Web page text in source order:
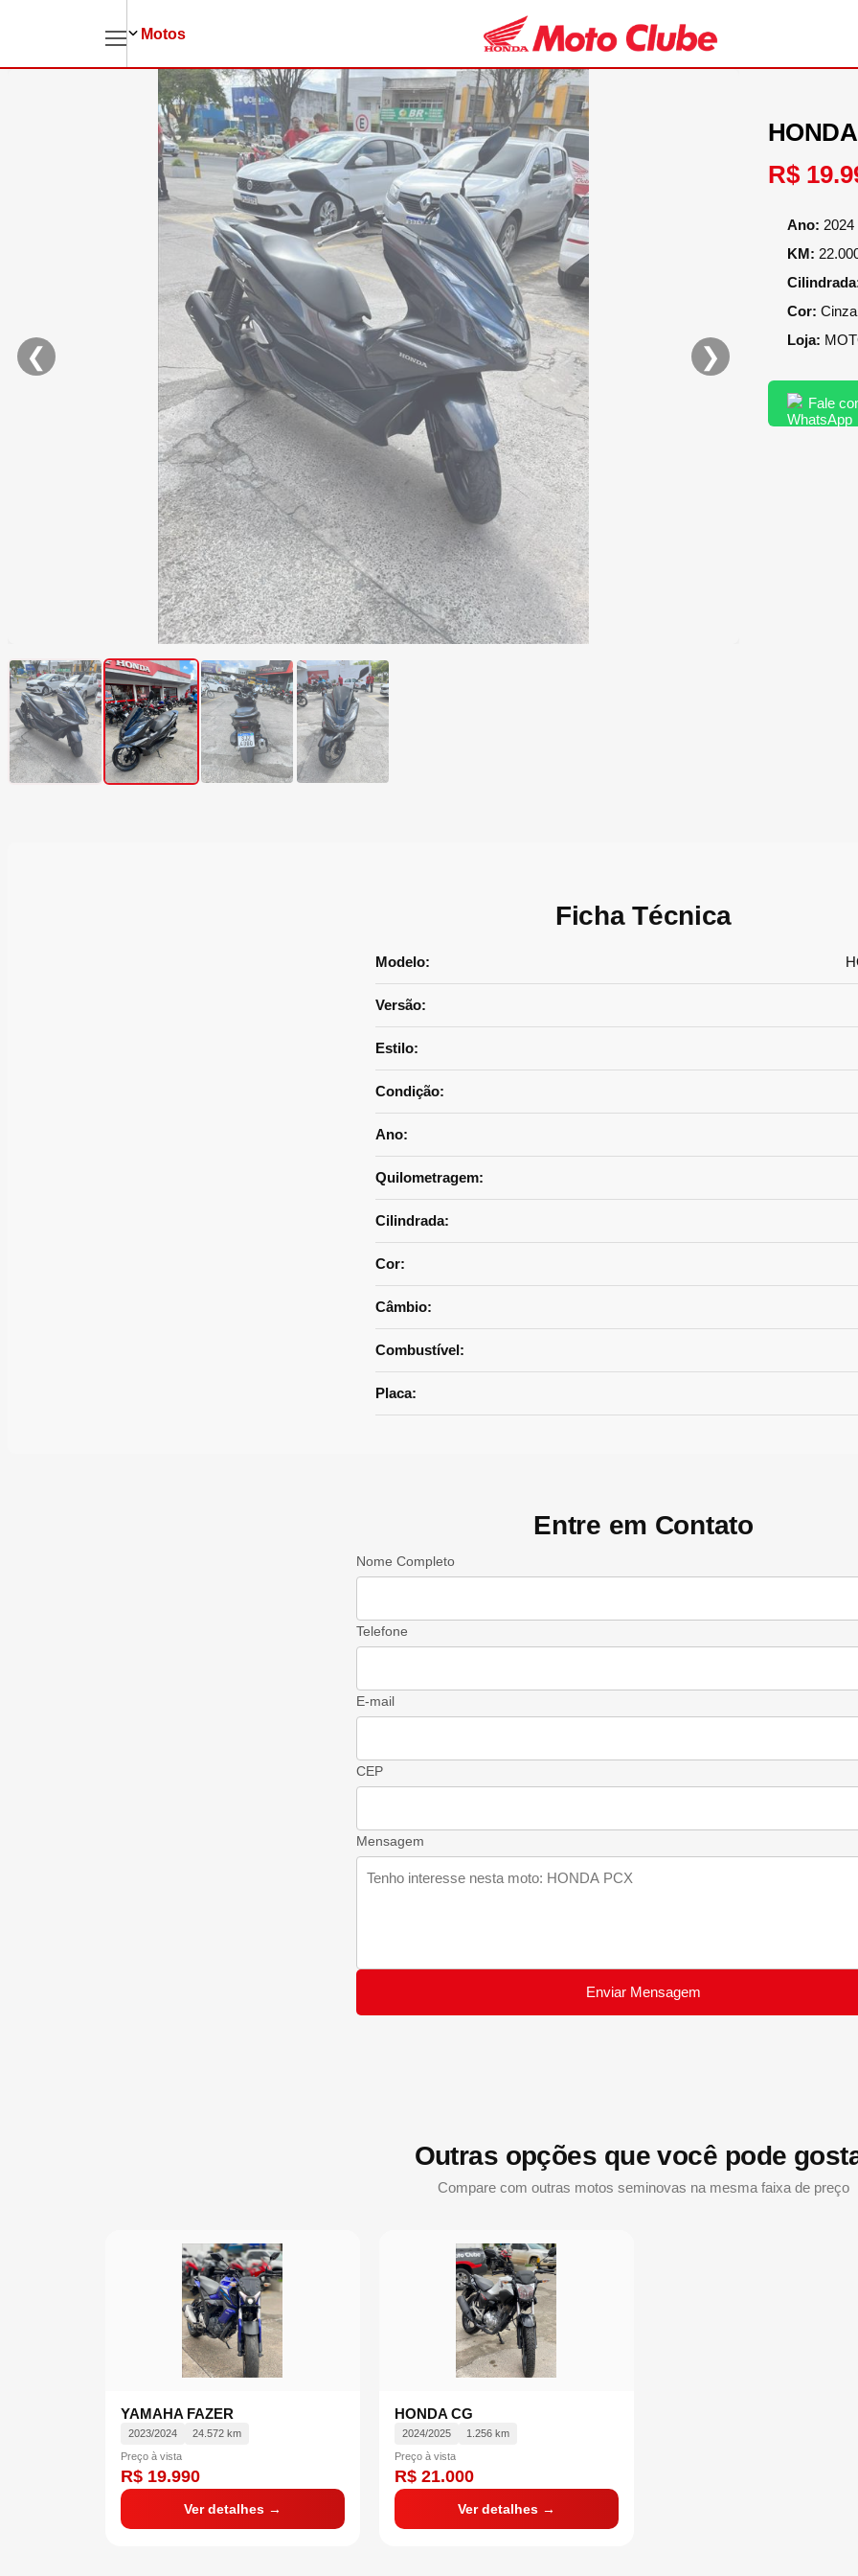
Motos
❮ ❯
R$
Ano: 2024
KM:
Cor: Cinza
Loja:
Fale
Ficha Técnica
Modelo:
Versão:
Estilo:
Condição:
Ano:
Quilometragem:
Cilindrada:
Cor:
Câmbio:
Combustível:
Placa:
Entre em Contato
Nome Completo
Telefone
E-mail
CEP
Mensagem
Enviar Mensagem
Outras opções que você pode
Compare com outras motos seminovas na mesma faixa de preço
YAMAHA FAZER
2023/2024
24.572 km
Preço à vista
R$ 19.990
Ver detalhes →
HONDA CG
2024/2025
1.256 km
Preço à vista
R$ 21.000
Ver detalhes →